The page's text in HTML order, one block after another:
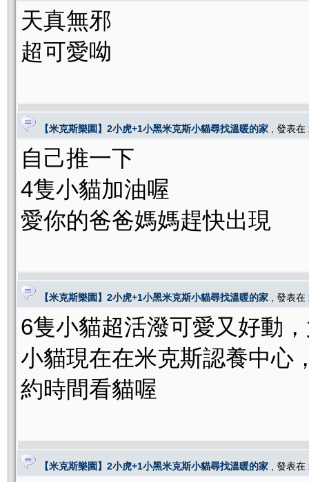
天真無邪
超可愛呦
【米克斯樂園】2小虎+1小黑米克斯小貓尋找溫暖的家 , 發表在
自己推一下
4隻小貓加油喔
愛你的爸爸媽媽趕快出現
【米克斯樂園】2小虎+1小黑米克斯小貓尋找溫暖的家 , 發表在
6隻小貓超活潑可愛又好動
小貓現在在米克斯認養中心
約時間看貓喔
【米克斯樂園】2小虎+1小黑米克斯小貓尋找溫暖的家 , 發表在